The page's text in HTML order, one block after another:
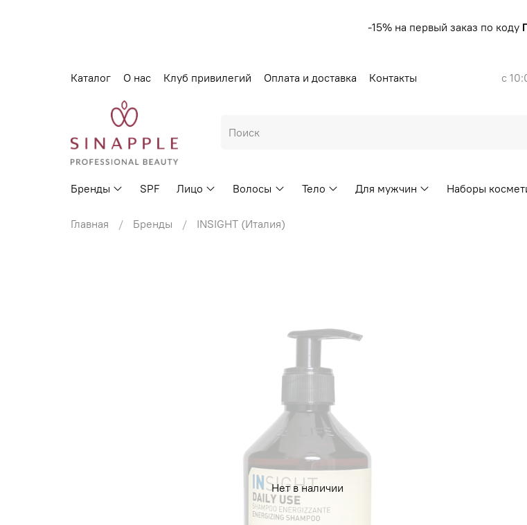
-15% на первый заказ по коду
Каталог О нас Клуб привилегий Оплата и доставка Контакты с
Бренды SPF Лицо Волосы Тело Для мужчин Наборы
Главная Бренды INSIGHT (Италия)
Нет в наличии